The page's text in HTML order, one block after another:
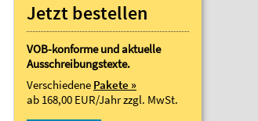
Jetzt bestellen
VOB-konforme und aktuelle
Ausschreibungstexte.
Verschiedene Pakete »
ab 168,00 EUR/Jahrzzgl. MwSt.